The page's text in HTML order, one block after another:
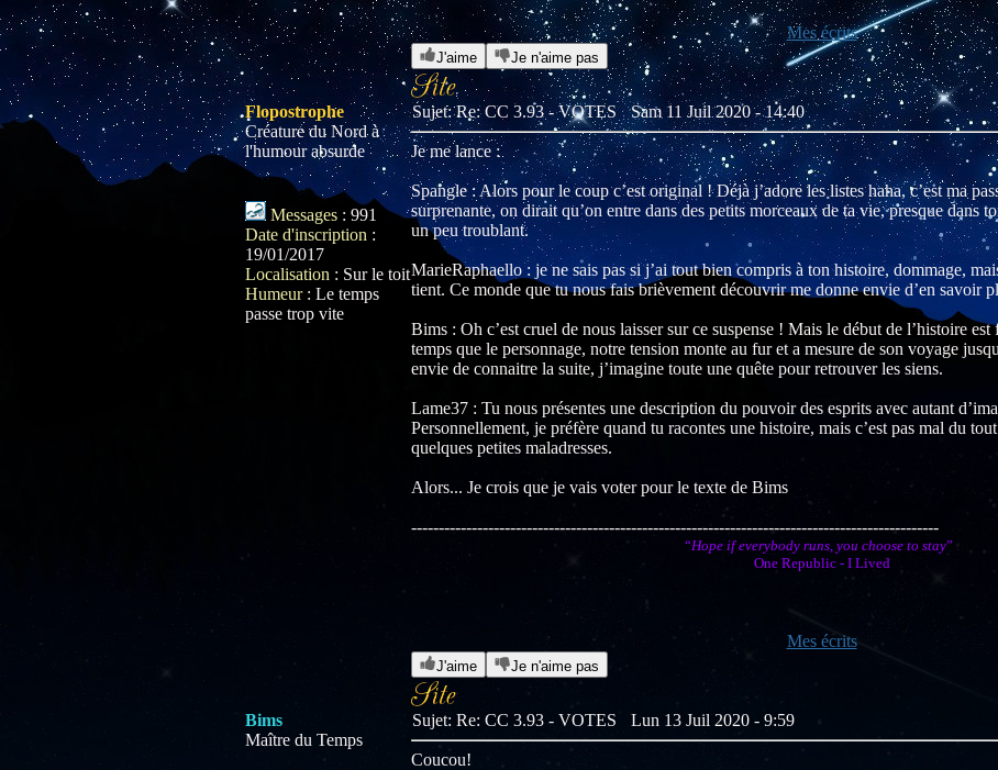
Mes écrits
J'aime Je n'aime pas
Flopostrophe
Créature du Nord à
l'humour absurde
Messages : 991
Date d'inscription :
19/01/2017
Localisation : Sur le toit
Humeur: Le temps
passe trop vite
Sujet: Re: CC 3.93 - VOTESSam 11 Juil 2020 - 14:40
Je me lance :
Spangle : Alors pour le coup c’est original ! Déjà j’adore les listes haha, c’est ma
surprenante, on dirait qu’on entre dans des petits morceaux de ta vie, presque dans
un peu troublant.
MarieRaphaello : je ne sais pas si j’ai tout bien compris à ton histoire, dommage,
tient. Ce monde que tu nous fais brièvement découvrir me donne envie d’en savoir
Bims : Oh c’est cruel de nous laisser sur ce suspense ! Mais le début de l’histoire
temps que le personnage, notre tension monte au fur et a mesure de son voyage
envie de connaitre la suite, j’imagine toute une quête pour retrouver les siens.
Lame37 : Tu nous présentes une description du pouvoir des esprits avec autant
Personnellement, je préfère quand tu racontes une histoire, mais c’est pas mal du
quelques petites maladresses.
Alors... Je crois que je vais voter pour le texte de Bims
------------------------------------------------------------------------------------------------
“Hope if everybody runs, you choose to stay”
One Republic - I Lived
Mes écrits
J'aime Je n'aime pas
Bims
Maître du Temps
Sujet: Re: CC 3.93 - VOTES Lun 13 Juil 2020 - 9:59
Coucou!